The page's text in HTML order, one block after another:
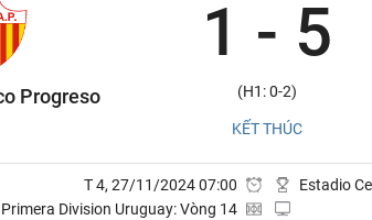
Progreso
1 - 5
(H1: 0-2)
KẾT THÚC
T 4, 27/11/2024 07:00
Primera Division Uruguay: Vòng 14
Estadio